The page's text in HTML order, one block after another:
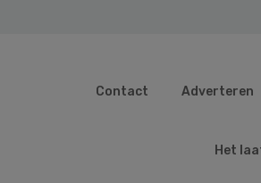
Contact Adverteren
Het